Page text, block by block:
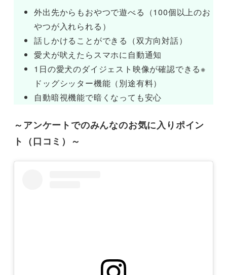
外出先からもおやつで遊べる（100個以上のお
やつが入れられる）
話しかけることができる（双方向対話）
愛犬が吠えたらスマホに自動通知
1日の愛犬のダイジェスト映像が確認できる※
ドッグシッター機能（別途有料）
自動暗視機能で暗くなっても安心
～アンケートでのみんなのお気に入りポイン
ト（口コミ）～